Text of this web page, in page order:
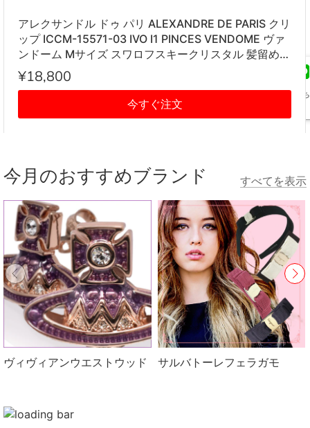
友だち
アレクサンドル ドゥ パリ ALEXANDRE DE PARIS クリ
ップ ICCM-15571-03 IVO I1 PINCES VENDOME ヴァ
ンドーム Mサイズ スワロフスキークリスタル 髪留め
レディース アイボリー系
¥18,800
今すぐ注文
今月のおすすめブランド すべてを表示
ヴィヴィアンウエストウッド サルバトーレフェラガモ